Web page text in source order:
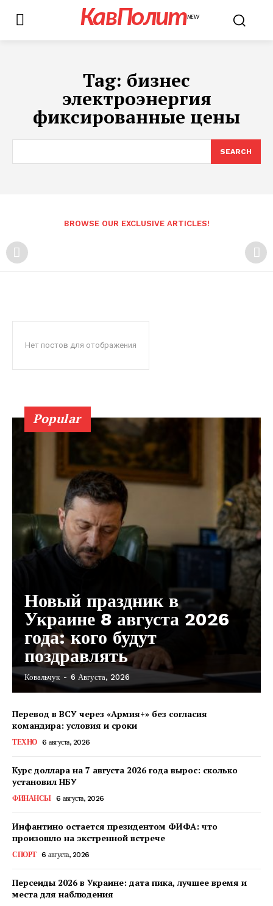
КавПолит
КавПолитNEW
Tag: бизнес
электроэнергия
фиксированные цены
SEARCH
BROWSE OUR EXCLUSIVE ARTICLES!
Нет постов для отображения
Popular
Новый праздник в
Украине 8 августа 2026
года: кого будут
поздравлять
Ковальчук - 6 Августа, 2026
Перевод в ВСУ через «Армия+» без согласия
командира: условия и сроки
ТЕХНО 6 августа, 2026
Курс доллара на 7 августа 2026 года вырос: сколько
установил НБУ
ФИНАНСЫ 6 августа, 2026
Инфантино остается президентом ФИФА: что
произошло на экстренной встрече
СПОРТ 6 августа, 2026
Персеиды 2026 в Украине: дата пика, лучшее время и
места для наблюдения